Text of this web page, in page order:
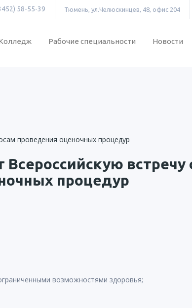
58-55-39 Тюмень, ул.Челюскинцев, 48, офис 204
Рабочие специальности Новости
встречу
процедур
возможностями здоровья;